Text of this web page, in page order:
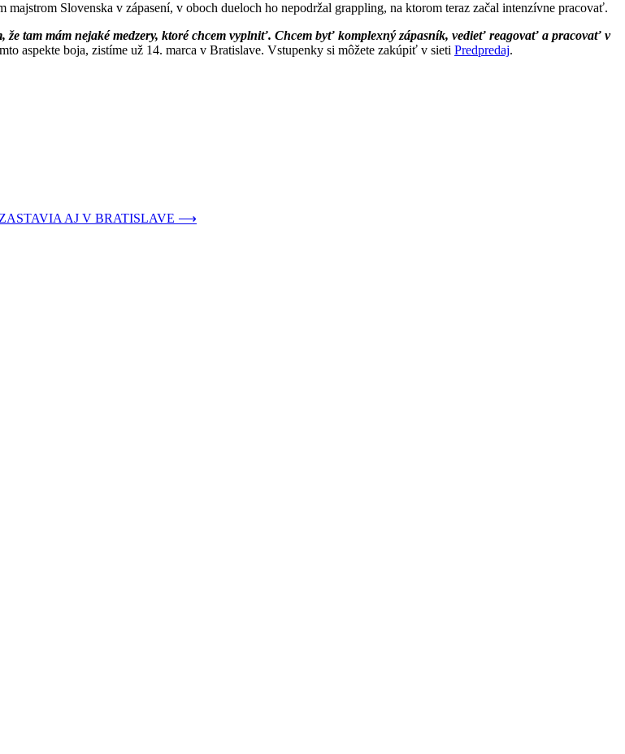
Slovenska v zápasení, v oboch dueloch ho nepodržal grappling, na ktorom teraz začal intenzívne pracovať.
že tam mám nejaké medzery, ktoré chcem vyplniť. Chcem byť komplexný zápasník, vedieť reagovať a pracovať v
aspekte boja, zistíme už 14. marca v Bratislave. Vstupenky si môžete zakúpiť v sieti Predpredaj.
AJ V BRATISLAVE ⟶